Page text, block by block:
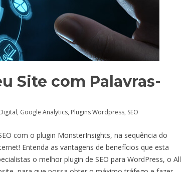
Site com Palavras-
, Google Analytics, Plugins Wordpress, SEO
com o plugin MonsterInsights, na sequência do
Entenda as vantagens de benefícios que esta
o melhor plugin de SEO para WordPress, o All